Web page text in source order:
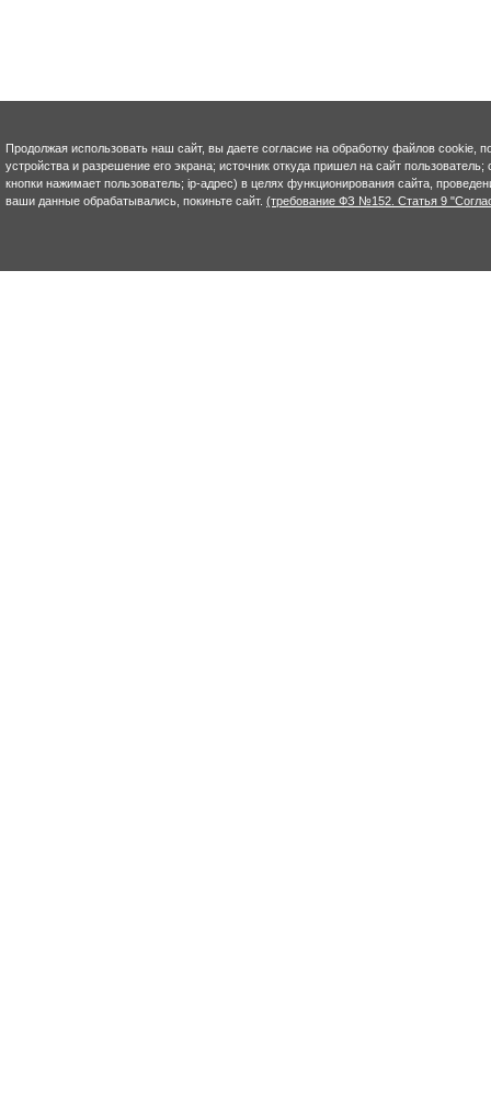
Продолжая использовать наш сайт, вы даете согласие на обработку файлов cookie,
устройства и разрешение его экрана; источник откуда пришел на сайт
кнопки нажимает пользователь; ip-адрес) в целях функционирования сайта,
ваши данные обрабатывались, покиньте сайт. (требование ФЗ №152. Статья 9